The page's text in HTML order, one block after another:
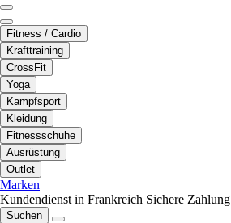
Fitness / Cardio
Krafttraining
CrossFit
Yoga
Kampfsport
Kleidung
Fitnessschuhe
Ausrüstung
Outlet
Marken
Kundendienst in Frankreich Sichere Zahlung
Suchen